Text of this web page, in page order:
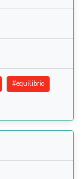
#equilibrio